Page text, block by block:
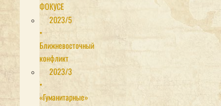
ФОКУСЕ
2023/5
•
Ближневосточный
конфликт
2023/3
•
«Гуманитарные»